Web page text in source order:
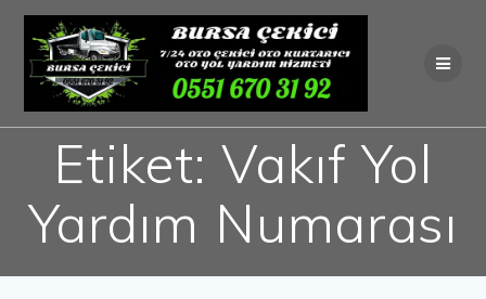
Skip
to
content
Etiket:Vakıf Yol
Yardım Numarası